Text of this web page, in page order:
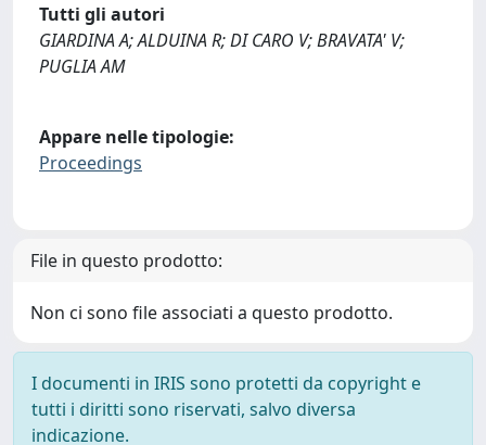
Tutti gli autori
GIARDINA A; ALDUINA R; DI CARO V; BRAVATA' V;
PUGLIA AM
Appare nelle tipologie:
Proceedings
File in questo prodotto:
Non ci sono file associati a questo prodotto.
I documenti in IRIS sono protetti da copyright e
tutti i diritti sono riservati, salvo diversa
indicazione.